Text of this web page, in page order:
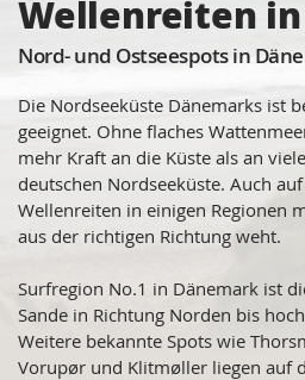
Wellenreiten
Nord- und Ostseespots in
Die Nordseeküste Dänemarks ist
geeignet. Ohne flaches
mehr Kraft an die Küste als an
deutschen Nordseeküste. Auch
Wellenreiten in einigen Regionen
aus der richtigen Richtung weht.
Surfregion No.1 in Dänemark ist
Sande in Richtung Norden bis
Weitere bekannte Spots wie
Vorupør und Klitmøller liegen auf